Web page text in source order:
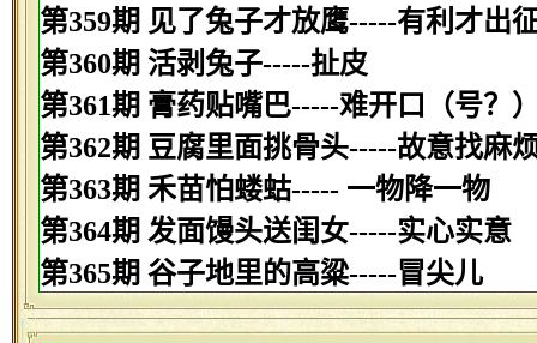
第359期 见了兔子才放鹰-----有利才出
第360期 活剥兔子-----扯皮
第361期 膏药贴嘴巴-----难开口（号？
第362期 豆腐里面挑骨头-----故意找麻
第363期 禾苗怕蝼蛄----- 一物降一物
第364期 发面馒头送闺女-----实心实意
第365期 谷子地里的高粱-----冒尖儿